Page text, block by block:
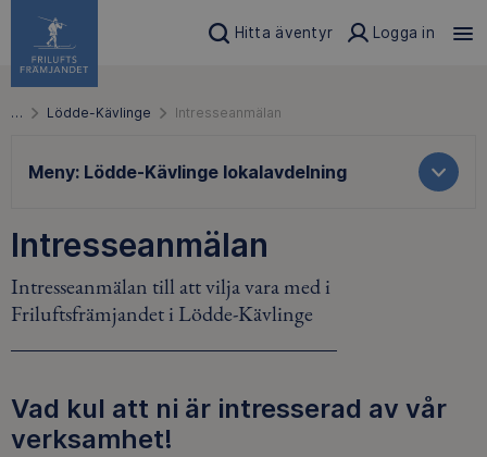
Hitta äventyr Logga in
… Lödde-Kävlinge Intresseanmälan
Meny: Lödde-Kävlinge lokalavdelning
Intresseanmälan
Intresseanmälan till att vilja vara med i
Friluftsfrämjandet i Lödde-Kävlinge
Vad kul att ni är intresserad av vår
verksamhet!